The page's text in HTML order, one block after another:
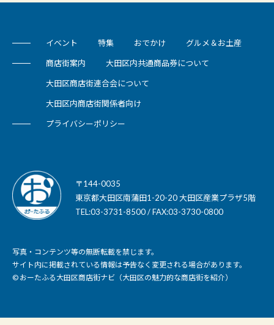
イベント 特集 おでかけ グルメ＆お土産
商店街案内 大田区内共通商品券について
大田区商店街連合会について
大田区内商店街関係者向け
プライバシーポリシー
〒144-0035
東京都大田区南蒲田1-20-20 大田区産業プラザ5階
TEL:03-3731-8500 / FAX:03-3730-0800
写真・コンテンツ等の無断転載を禁じます。
サイト内に掲載されている情報は予告なく変更される場合があります。
© おーたふる大田区商店街ナビ（大田区の魅力的な商店街を紹介）